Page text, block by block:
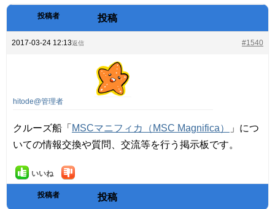
投稿者 投稿
2017-03-24 12:13 #1540
返信
hitode@管理者
クルーズ船「 MSCマニフィカ（MSC Magnifica）
」につ
いての情報交換や質問、交流等を行う掲示板です。
いいね
投稿者 投稿